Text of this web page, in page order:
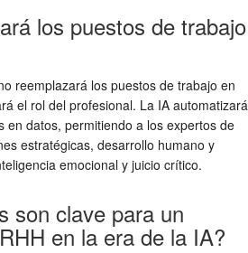
los puestos de trabajo
reemplazará los puestos de trabajo en
el rol del profesional. La IA automatizará
en datos, permitiendo a los expertos de
estratégicas, desarrollo humano y
emocional y juicio crítico.
son clave para un
en la era de la IA?